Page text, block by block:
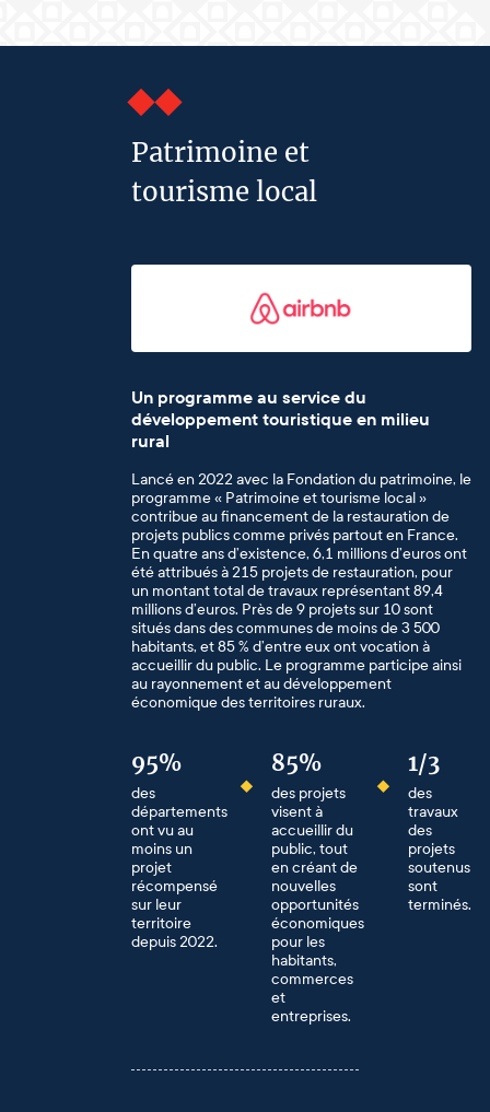
Patrimoine et
tourisme local
Un programme au service du
développement touristique en milieu
rural
Lancé en 2022 avec la Fondation du patrimoine, le
programme « Patrimoine et tourisme local »
contribue au financement de la restauration de
projets publics comme privés partout en France.
En quatre ans d’existence, 6,1 millions d’euros ont
été attribués à 215 projets de restauration, pour
un montant total de travaux représentant 89,4
millions d’euros. Près de 9 projets sur 10 sont
situés dans des communes de moins de 3 500
habitants, et 85 % d’entre eux ont vocation à
accueillir du public. Le programme participe ainsi
au rayonnement et au développement
économique des territoires ruraux.
95%
des
départements
ont vu au
moins un
projet
récompensé
sur leur
territoire
depuis 2022.
85%
des projets
visent à
accueillir du
public, tout
en créant de
nouvelles
opportunités
économiques
pour les
habitants,
commerces
et
entreprises.
1/3
des
travaux
des
projets
soutenus
sont
terminés.